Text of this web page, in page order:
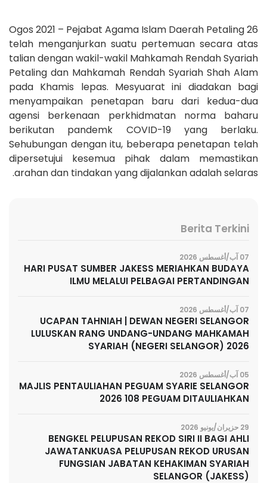
26 Ogos 2021 – Pejabat Agama Islam Daerah Petaling
telah menganjurkan suatu pertemuan secara atas
talian dengan wakil-wakil Mahkamah Rendah Syariah
Petaling dan Mahkamah Rendah Syariah Shah Alam
pada Khamis lepas. Mesyuarat ini diadakan bagi
menyampaikan penetapan baru dari kedua-dua
agensi berkenaan perkhidmatan norma baharu
berikutan pandemk COVID-19 yang berlaku.
Sehubungan dengan itu, beberapa penetapan telah
dipersetujui kesemua pihak dalam memastikan
arahan dan tindakan yang dijalankan adalah selaras.
Berita Terkini
07 آب/أغسطس 2026
HARI PUSAT SUMBER JAKESS MERIAHKAN BUDAYA
ILMU MELALUI PELBAGAI PERTANDINGAN
07 آب/أغسطس 2026
UCAPAN TAHNIAH | DEWAN NEGERI SELANGOR
LULUSKAN RANG UNDANG-UNDANG MAHKAMAH
SYARIAH (NEGERI SELANGOR) 2026
05 آب/أغسطس 2026
MAJLIS PENTAULIAHAN PEGUAM SYARIE SELANGOR
2026 108 PEGUAM DITAULIAHKAN
29 حزيران/يونيو 2026
BENGKEL PELUPUSAN REKOD SIRI II BAGI AHLI
JAWATANKUASA PELUPUSAN REKOD URUSAN
FUNGSIAN JABATAN KEHAKIMAN SYARIAH
SELANGOR (JAKESS)